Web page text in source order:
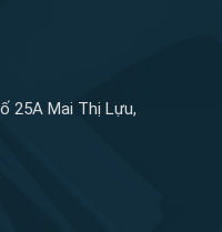
25A Mai Thị Lựu,